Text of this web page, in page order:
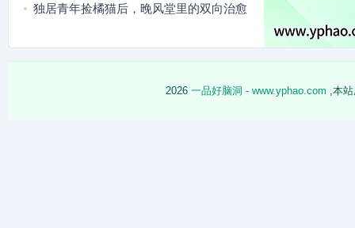
日常
独居青年捡橘猫后，晚风堂里的双向治愈
2026 一品好脑洞 - www.yphao.com ,本